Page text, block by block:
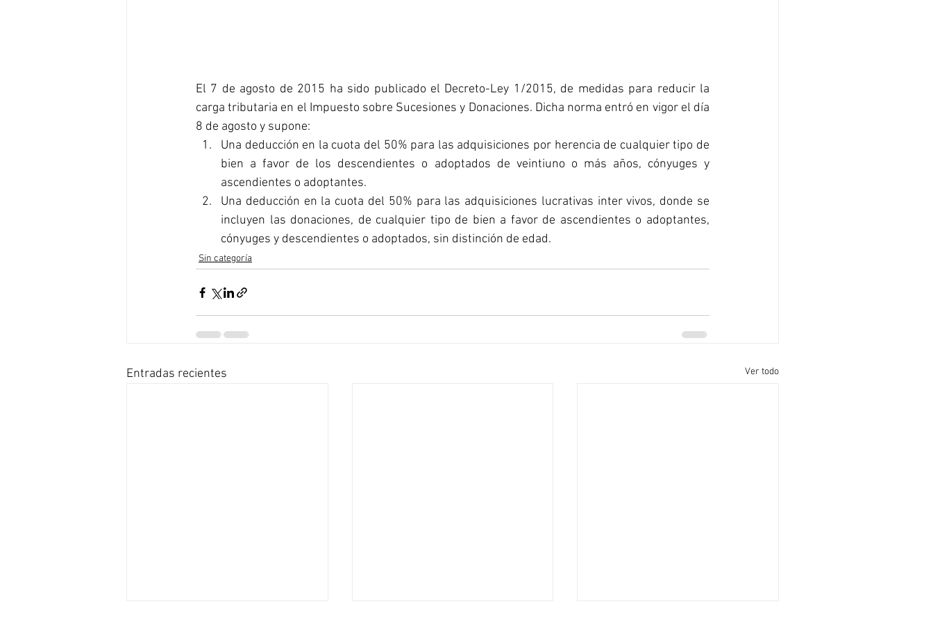
El 7 de agosto de 2015 ha sido publicado el Decreto-Ley 1/2015, de medidas para reducir la
carga tributaria en el Impuesto sobre Sucesiones y Donaciones. Dicha norma entró en vigor el día
8 de agosto y supone:
Una deducción en la cuota del 50% para las adquisiciones por herencia de cualquier tipo de
bien a favor de los descendientes o adoptados de veintiuno o más años, cónyuges y
ascendientes o adoptantes.
Una deducción en la cuota del 50% para las adquisiciones lucrativas inter vivos, donde se
incluyen las donaciones, de cualquier tipo de bien a favor de ascendientes o adoptantes,
cónyuges y descendientes o adoptados, sin distinción de edad.
Sin categoría
Entradas recientes Ver todo